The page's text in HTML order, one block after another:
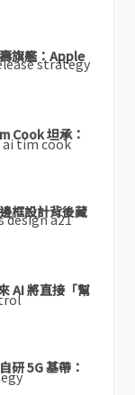
旗艦：Apple
Cook 坦承：
框設計背後藏
AI 將直接「幫
研 5G 基帶：